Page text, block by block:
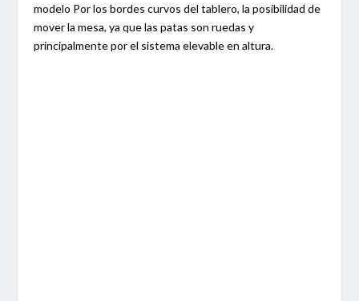
modelo Por los bordes curvos del tablero, la posibilidad de
mover la mesa, ya que las patas son ruedas y
principalmente por el sistema elevable en altura.